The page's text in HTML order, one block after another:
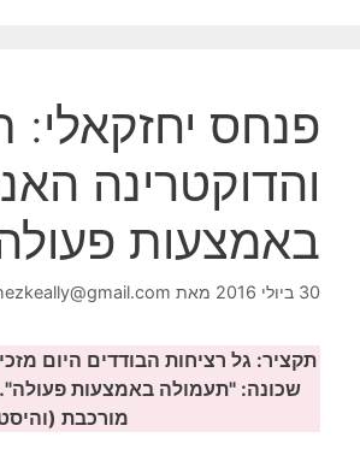
פנחס יחזקאלי:
והדוקטרינה
באמצעות
30 ביולי 2016 מאת
שכונה: "תעמולה באמצעות
מורכבת